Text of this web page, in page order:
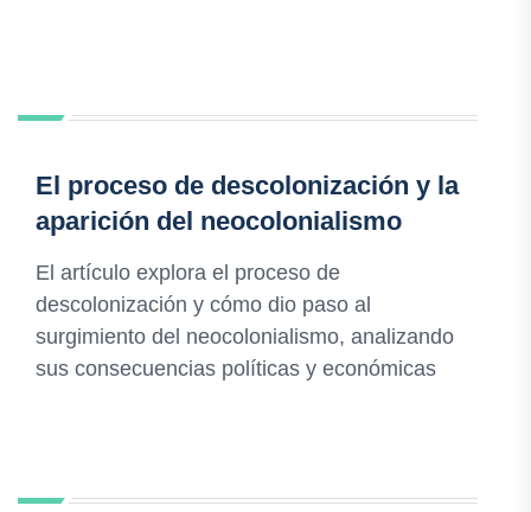
El proceso de descolonización y la
aparición del neocolonialismo
El artículo explora el proceso de
descolonización y cómo dio paso al
surgimiento del neocolonialismo, analizando
sus consecuencias políticas y económicas